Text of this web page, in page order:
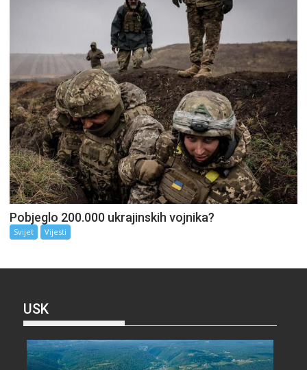
Pobjeglo 200.000 ukrajinskih vojnika?
Svijet Vijesti
USK